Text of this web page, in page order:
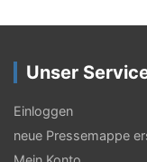
a
s
-
N
Unser
Einloggen
neue Pressemappe